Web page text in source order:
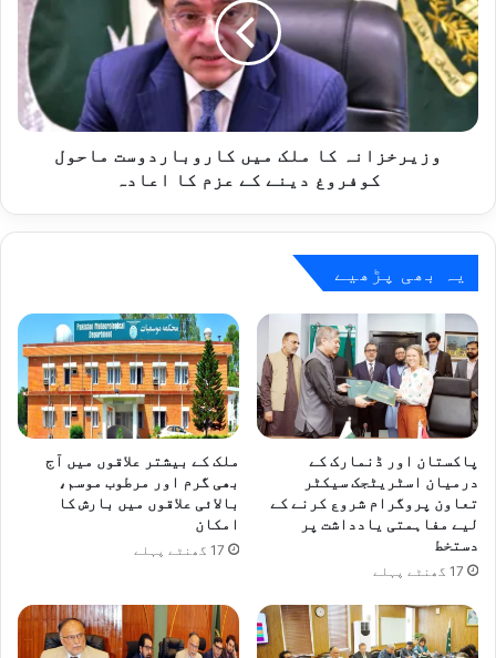
میں
کاروباردوست
ماحول
کوفروغ
کے
وزیرخزانہ کا ملک میں کاروباردوست ماحول
کوفروغ دینے کے عزم کا اعادہ
یہ بھی پڑھیے
پاکستان اور ڈنمارک کے
درمیان اسٹریٹجک سیکٹر
تعاون پروگرام شروع کرنے کے
لیے مفاہمتی یادداشت پر
دستخط
17 گھنٹے پہلے
ملک کے بیشتر علاقوں میں آج
بھی گرم اور مرطوب موسم،
بالائی علاقوں میں بارش کا
امکان
17 گھنٹے پہلے